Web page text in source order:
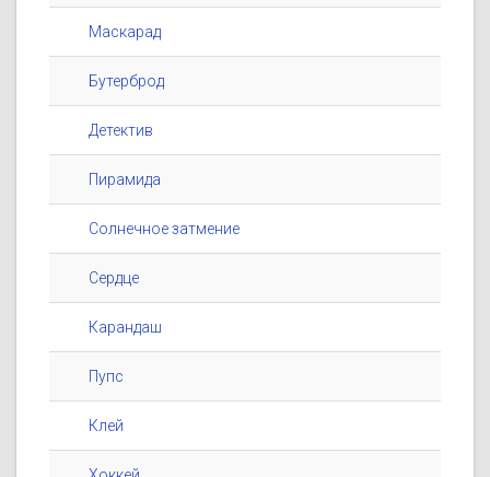
Маскарад
Бутерброд
Детектив
Пирамида
Солнечное затмение
Сердце
Карандаш
Пупс
Клей